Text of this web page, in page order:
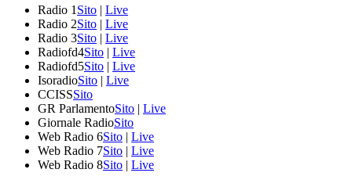
Radio 1 Sito | Live
Radio 2Sito | Live
Radio 3Sito | Live
Radiofd4Sito | Live
Radiofd5Sito | Live
IsoradioSito | Live
CCISSSito
GR ParlamentoSito | Live
Giornale RadioSito
Web Radio 6Sito | Live
Web Radio 7Sito | Live
Web Radio 8Sito | Live